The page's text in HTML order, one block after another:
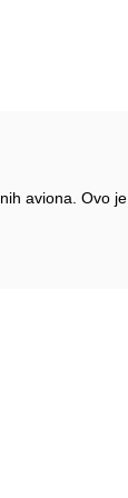
aviona. Ovo je